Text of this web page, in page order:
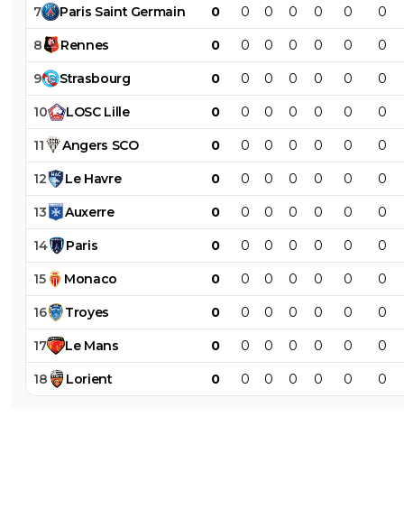
7 Paris Saint Germain 0 0 0 0 0 0 0
8 Rennes 0 0 0 0 0 0 0
9 Strasbourg 0 0 0 0 0 0 0
10 LOSC Lille 0 0 0 0 0 0 0
11 Angers SCO 0 0 0 0 0 0 0
12 Le Havre 0 0 0 0 0 0 0
13 Auxerre 0 0 0 0 0 0 0
14 Paris 0 0 0 0 0 0 0
15 Monaco 0 0 0 0 0 0 0
16 Troyes 0 0 0 0 0 0 0
17 Le Mans 0 0 0 0 0 0 0
18 Lorient 0 0 0 0 0 0 0